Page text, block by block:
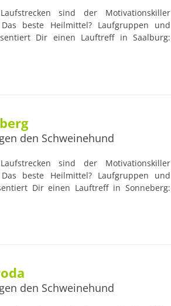
sind der Motivationskiller
beste Heilmittel? Laufgruppen und
Dir einen Lauftreff in Saalburg:
Lauftreffs werden von professionellen
den Schweinehund
sind der Motivationskiller
beste Heilmittel? Laufgruppen und
Dir einen Lauftreff in Sonneberg:
werden von professionellen und
den Schweinehund